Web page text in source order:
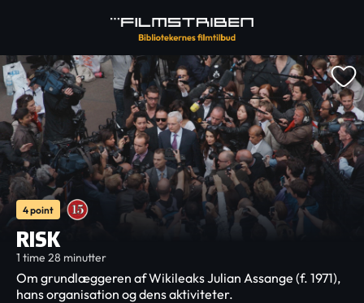
4 point
RISK
1 time 28 minutter
Om grundlæggeren af Wikileaks Julian Assange (f. 1971),
hans organisation og dens aktiviteter.